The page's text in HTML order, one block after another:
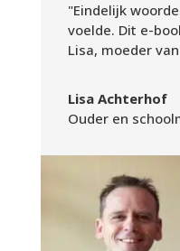
"Eindelijk
voelde. Dit e-
Lisa, moeder
Lisa Achterhof
Ouder en